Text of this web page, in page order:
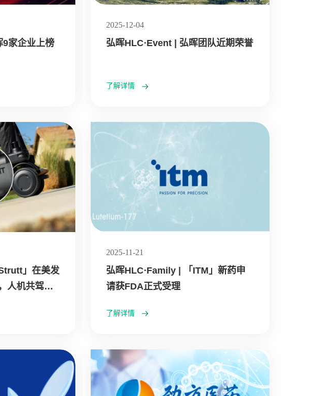
9家企业上榜
2025-12-04
弘晖HLC⋅Event | 弘晖团队近期荣誉
了解详情
」在美发
人机共驾重
2025-11-21
弘晖HLC⋅Family | 「ITM」新药申
请获FDA正式受理
了解详情